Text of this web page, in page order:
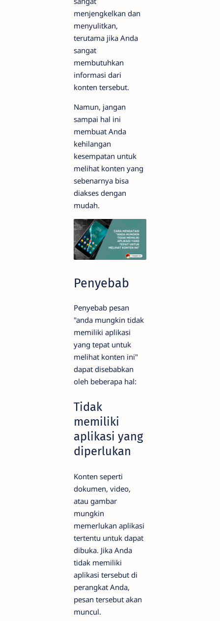
menjengkelkan dan
menyulitkan,
terutama jika Anda
sangat
membutuhkan
informasi dari
konten tersebut.
Namun, jangan
sampai hal ini
membuat Anda
kehilangan
kesempatan untuk
melihat konten yang
sebenarnya bisa
diakses dengan
mudah.
Penyebab
Penyebab pesan
"anda mungkin tidak
memiliki aplikasi
yang tepat untuk
melihat konten ini"
dapat disebabkan
oleh beberapa hal:
Tidak
memiliki
aplikasi yang
diperlukan
Konten seperti
dokumen, video,
atau gambar
mungkin
memerlukan aplikasi
tertentu untuk dapat
dibuka. Jika Anda
tidak memiliki
aplikasi tersebut di
perangkat Anda,
pesan tersebut akan
muncul.